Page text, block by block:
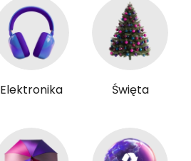
Elektronika Święta